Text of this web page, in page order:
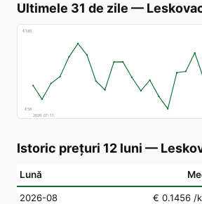
Ultimele 31 de zile —
€185
€58
2026-07-11
Istoric prețuri 12 luni —
Lună
2026-08 € 0.1456 /